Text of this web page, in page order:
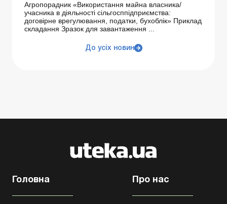
Агропорадник «Використання майна власника/
учасника в діяльності сільгосппідприємства:
договірне врегулювання, податки, бухоблік» Приклад
складання Зразок для завантаження ...
До усіх новин
Головна Про нас